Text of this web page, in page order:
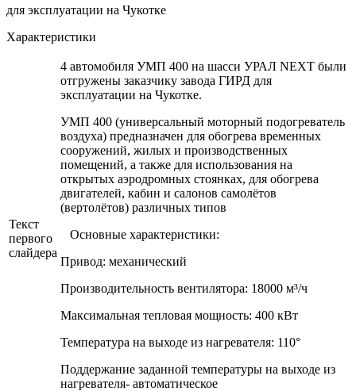
для эксплуатации на Чукотке
Характеристики
Текст
первого
слайдера
4 автомобиля УМП 400 на шасси УРАЛ NEXT были
отгружены заказчику завода ГИРД для
эксплуатации на Чукотке.
УМП 400 (универсальный моторный подогреватель
воздуха) предназначен для обогрева временных
сооружений, жилых и производственных
помещений, а также для использования на
открытых аэродромных стоянках, для обогрева
двигателей, кабин и салонов самолётов
(вертолётов) различных типов
Основные характеристики:
Привод: механический
Производительность вентилятора: 18000 м³/ч
Максимальная тепловая мощность: 400 кВт
Температура на выходе из нагревателя: 110°
Поддержание заданной температуры на выходе из
нагревателя- автоматическое